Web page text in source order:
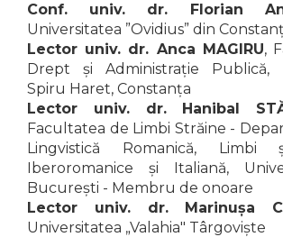
Conf. univ. dr. Florian
Universitatea ”Ovidius” din
Lector univ. dr. Anca MAGIRU,
Drept și Administrație Publică,
Spiru Haret, Constanța
Lector univ. dr. Hanibal
Facultatea de Limbi Străine -
Lingvistică Romanică, Limbi
Iberoromanice și Italiană,
București - Membru de onoare
Lector univ. dr. Marinușa
Universitatea „Valahia" Târgoviște